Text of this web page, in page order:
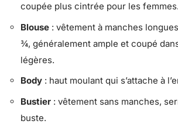
coupée plus cintrée pour les femmes.
Blouse : vêtement à manches
¾, généralement ample et coupé
légères.
Body : haut moulant qui s’attache à
Bustier : vêtement sans manches,
buste.